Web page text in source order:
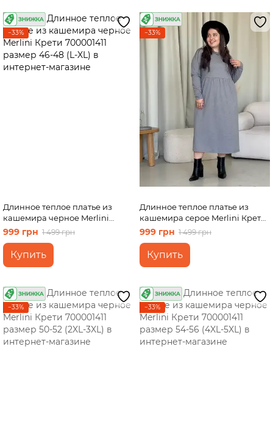
−33%
Длинное теплое платье из
кашемира черное Merlini
Крети 700001411 размер 46-48
999 грн 1 499 грн
Купить
−33%
Длинное теплое платье из
кашемира серое Merlini Крети
700001412 размер 54-56 (4XL-
999 грн 1 499 грн
Купить
−33% −33%